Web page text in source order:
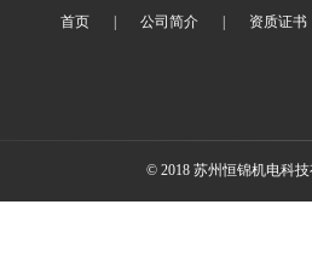
首页 公司简介 资质证书
© 2018 苏州恒锦机电科